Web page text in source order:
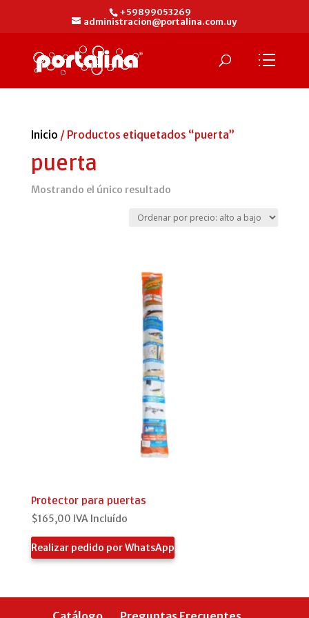
+59899053269
administracion@portalina.com.uy
Inicio / Productos etiquetados “puerta”
puerta
Mostrando el único resultado
Protector para puertas
$165,00 IVA Incluído
Realizar pedido por WhatsApp